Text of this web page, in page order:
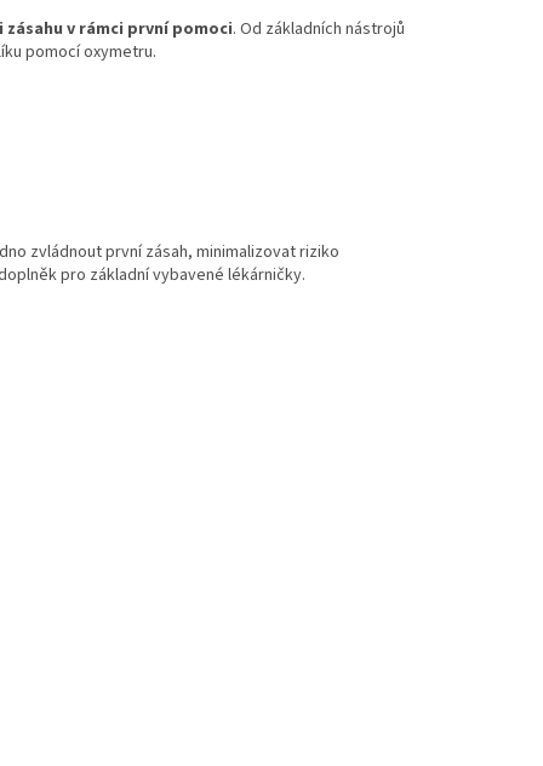
v rámci první pomoci. Od základních nástrojů
pomocí oxymetru.
zvládnout první zásah, minimalizovat riziko
pro základní vybavené lékárničky.